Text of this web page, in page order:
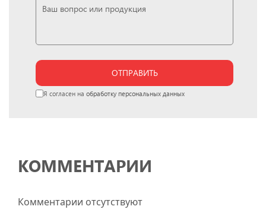
ОТПРАВИТЬ
Я согласен на обработку персональных данных
КОММЕНТАРИИ
Комментарии отсутствуют